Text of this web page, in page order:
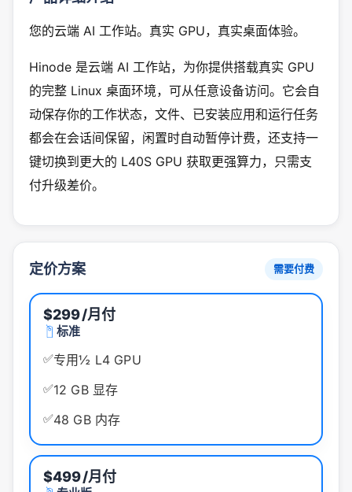
您的云端 AI 工作站。真实 GPU，真实桌面体验。
Hinode 是云端 AI 工作站，为你提供搭载真实 GPU
的完整 Linux 桌面环境，可从任意设备访问。它会自
动保存你的工作状态，文件、已安装应用和运行任务
都会在会话间保留，闲置时自动暂停计费，还支持一
键切换到更大的 L40S GPU 获取更强算力，只需支
付升级差价。
定价方案 需要付费
$299/月付
标准
✅专用½ L4 GPU
✅12 GB 显存
✅48 GB 内存
$499/月付